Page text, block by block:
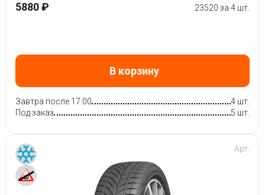
5880 ₽ 23520 за 4 шт.
В корзину
Завтра после 17:00
4 шт.
Под заказ
5 шт.
Арт: